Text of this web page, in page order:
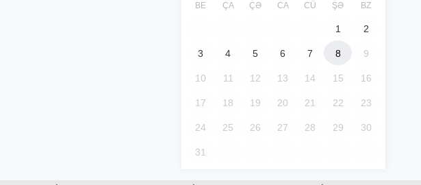
BE ÇA ÇƏ CA CÜ ŞƏ BZ
1 2
3 4 5 6 7 8 9
10 11 12 13 14 15 16
17 18 19 20 21 22 23
24 25 26 27 28 29 30
31